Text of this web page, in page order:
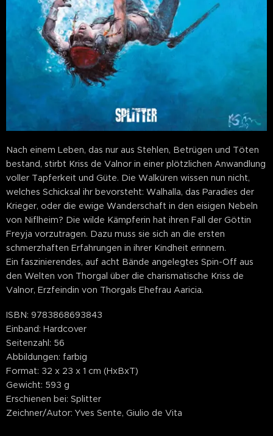
Nach einem Leben, das nur aus Stehlen, Betrügen und Töten
bestand, stirbt Kriss de Valnor in einer plötzlichen Anwandlung
voller Tapferkeit und Güte. Die Walküren wissen nun nicht,
welches Schicksal ihr bevorsteht: Walhalla, das Paradies der
Krieger, oder die ewige Wanderschaft in den eisigen Nebeln
von Niflheim? Die wilde Kämpferin hat ihren Fall der Göttin
Freyja vorzutragen. Dazu muss sie sich an die ersten
schmerzhaften Erfahrungen in ihrer Kindheit erinnern.
Ein faszinierendes, auf acht Bände angelegtes Spin-Off aus
den Welten von Thorgal über die charismatische Kriss de
Valnor, Erzfeindin von Thorgals Ehefrau Aaricia.
ISBN: 9783868693843
Einband: Hardcover
Seitenzahl: 56
Abbildungen: farbig
Format: 32 x 23 x 1 cm (HxBxT)
Gewicht: 593 g
Erschienen bei: Splitter
Zeichner/Autor: Yves Sente, Giulio de Vita